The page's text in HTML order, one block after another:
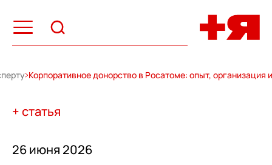
Корпоративное донорство в Росатоме: опыт, организация
+ статья
26 июня 2026